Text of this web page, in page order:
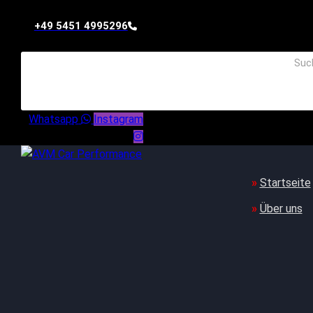
+49 5451 4995296
Whatsapp Instagram
Startseite
Über uns